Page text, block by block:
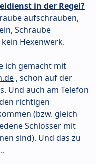
in der Regel?
aufschrauben,
Schraube
Hexenwerk.
ich gemacht mit
, schon auf der
Und auch am Telefon
richtigen
(bzw. gleich
Schlösser mit
sind). Und das zu